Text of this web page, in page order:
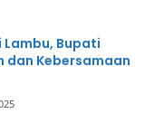
Bupati
dan Kebersamaan